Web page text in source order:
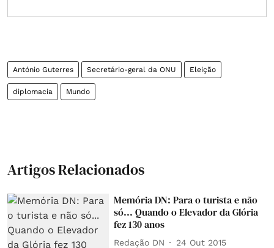
António Guterres Secretário-geral da ONU Eleição
diplomacia Mundo
Artigos Relacionados
Memória DN: Para o turista e não
só... Quando o Elevador da Glória
fez 130 anos
Redação DN 24 Out 2015